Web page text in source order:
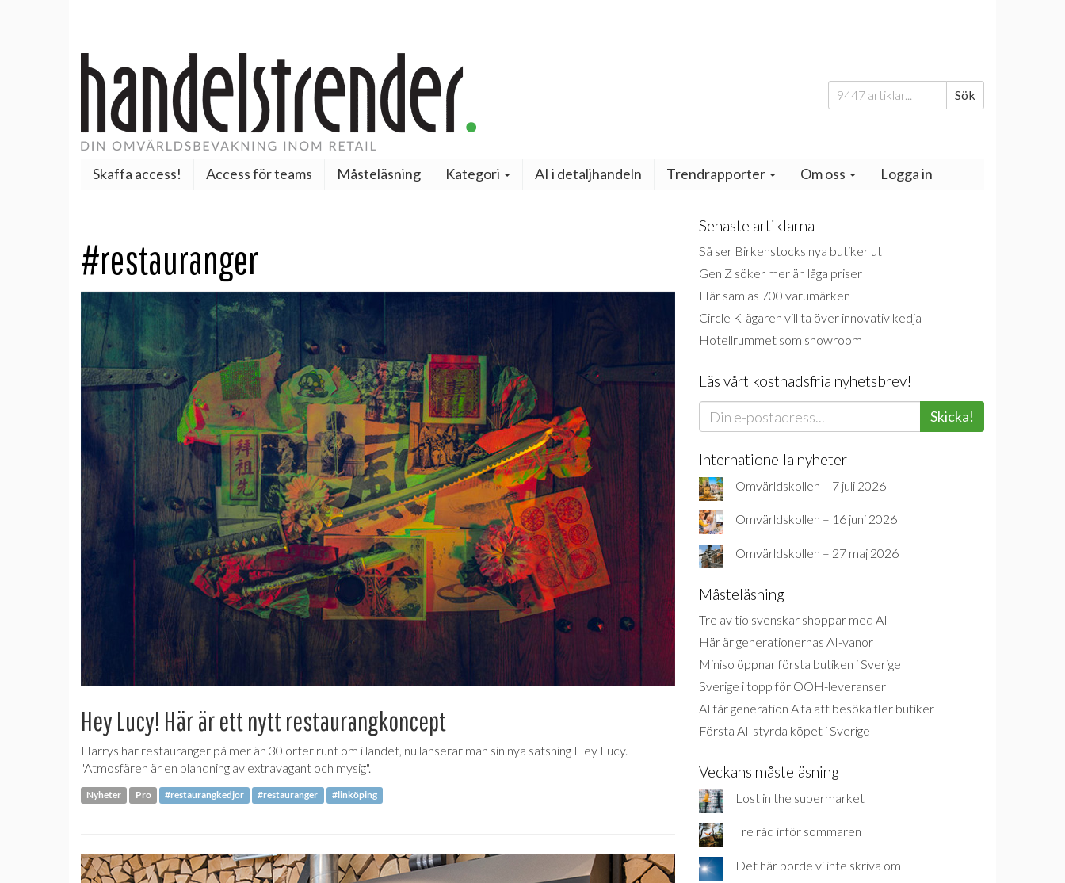
Sök
efter:
Sök
Skaffa access! Access för teams Måsteläsning Kategori AI i detaljhandeln Trendrapporter Om oss Logga in
#restauranger
Hey Lucy! Här är ett nytt restaurangkoncept
Harrys har restauranger på mer än 30 orter runt om i landet, nu lanserar man sin nya satsning Hey Lucy.
"Atmosfären är en blandning av extravagant och mysig".
Nyheter Pro #restaurangkedjor #restauranger #linköping
Senaste artiklarna
Så ser Birkenstocks nya butiker ut
Gen Z söker mer än låga priser
Här samlas 700 varumärken
Circle K-ägaren vill ta över innovativ kedja
Hotellrummet som showroom
Läs vårt kostnadsfria nyhetsbrev!
Skicka!
Internationella nyheter
Omvärldskollen – 7 juli 2026
Omvärldskollen – 16 juni 2026
Omvärldskollen – 27 maj 2026
Måsteläsning
Tre av tio svenskar shoppar med AI
Här är generationernas AI-vanor
Miniso öppnar första butiken i Sverige
Sverige i topp för OOH-leveranser
AI får generation Alfa att besöka fler butiker
Första AI-styrda köpet i Sverige
Veckans måsteläsning
Lost in the supermarket
Tre råd inför sommaren
Det här borde vi inte skriva om